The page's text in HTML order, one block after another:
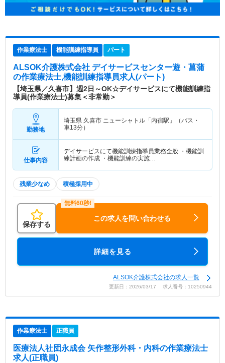
作業療法士 機能訓練指導員 パート
ALSOK介護株式会社 デイサービスセンター遊・菖蒲
の作業療法士,機能訓練指導員求人(パート)
【埼玉県／久喜市】週2日～OK☆デイサービスにて機能訓練指
導員(作業療法士)募集＜非常勤＞
勤務地
埼玉県 久喜市 ニューシャトル「内宿駅」（バス・
車13分）
仕事内容
デイサービスにて機能訓練指導員業務全般 ・機能訓
練計画の作成 ・機能訓練の実施…
残業少なめ 積極採用中
保存する
この求人を問い合わせる
詳細を見る
ALSOK介護株式会社の求人一覧
更新日：2026/03/17 求人番号：10250944
作業療法士 正職員
医療法人社団永成会 矢作整形外科・内科の作業療法士
求人(正職員)